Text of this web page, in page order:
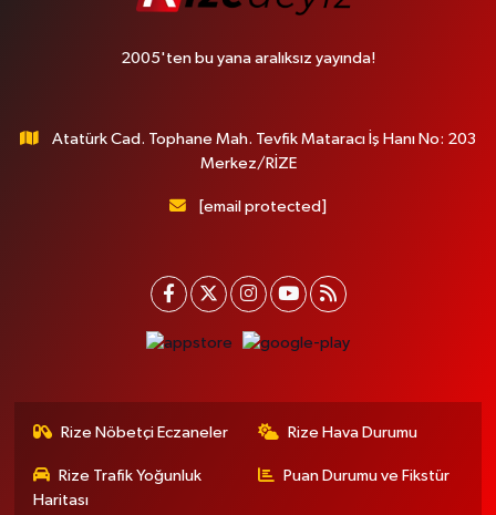
2005'ten bu yana aralıksız yayında!
Atatürk Cad. Tophane Mah. Tevfik Mataracı İş Hanı No: 203
Merkez/RİZE
[email protected]
Rize Nöbetçi Eczaneler Rize Hava Durumu
Rize Trafik Yoğunluk
Haritası
Puan Durumu ve Fikstür